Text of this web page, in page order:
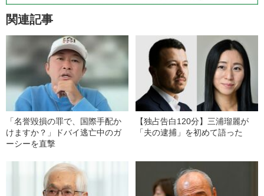
関連記事
「名誉毀損の罪で、国際手配か
けますか？」ドバイ逃亡中のガ
ーシーを直撃
【独占告白120分】三浦瑠麗が
「夫の逮捕」を初めて語った